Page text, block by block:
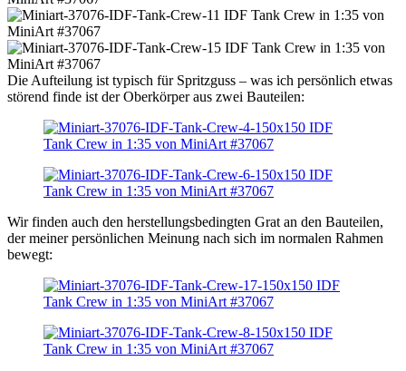
Die Aufteilung ist typisch für Spritzguss – was ich persönlich etwas
störend finde ist der Oberkörper aus zwei Bauteilen:
Wir finden auch den herstellungsbedingten Grat an den Bauteilen,
der meiner persönlichen Meinung nach sich im normalen Rahmen
bewegt: